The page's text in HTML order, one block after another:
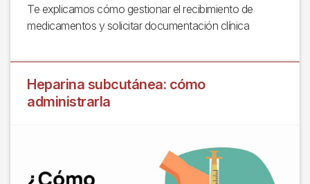
Te explicamos cómo gestionar el recibimiento de
medicamentos y solicitar documentación clínica
Heparina subcutánea: cómo
administrarla